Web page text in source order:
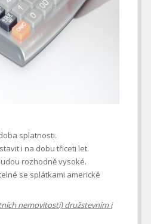
splatnosti.
i na dobu třiceti let.
rozhodně vysoké.
se splátkami americké
nemovitostí) družstevním i